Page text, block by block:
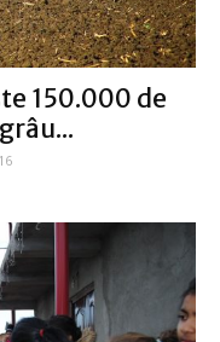
150.000 de